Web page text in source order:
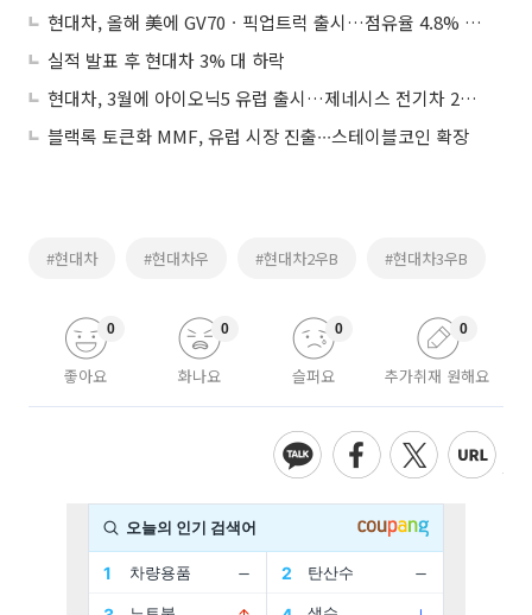
현대차, 올해 美에 GV70ㆍ픽업트럭 출시…점유율 4.8% 목표
실적 발표 후 현대차 3% 대 하락
현대차, 3월에 아이오닉5 유럽 출시…제네시스 전기차 2종 투입
블랙록 토큰화 MMF, 유럽 시장 진출∙∙∙스테이블코인 확장
#현대차 #현대차우 #현대차2우B #현대차3우B
좋아요
0
화나요
0
슬퍼요
0
추가취재 원해요
0